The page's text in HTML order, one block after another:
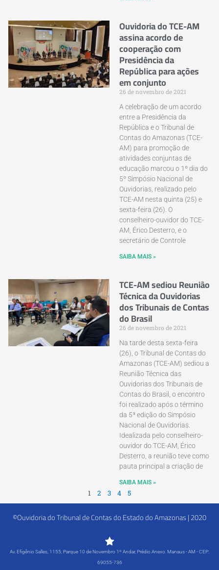
Ouvidoria do TCE-AM
assina acordo de
cooperação com
Presidência da
República para ações
em conjunto
26 de novembro de 2021
A celebração de um acordo
entre a Presidência da
República e o Tribunal de
Contas do Amazonas (TCE-
AM) para promoção de
atividades conjuntas de
educação marcou o 1º dia do
5º Simpósio Nacional de
Ouvidorias, realizado pelo
TCE-AM nesta quinta (25) e
sexta-feira (26). O
conselheiro-ouvidor do TCE-
AM, Érico Desterro, e o
secretário de Controle
SAIBA MAIS »
TCE-AM sediou Reunião
Técnica da Ouvidorias
dos Tribunais de Contas
do Brasil
26 de novembro de 2021
Na tarde desta sexta-feira
(26), o Tribunal de Contas do
Amazonas (TCE-AM) sediou a
Reunião Técnica das
Ouvidorias dos Tribunais de
Contas do Brasil, o encontro
foi realizado após o término
da 5ª edição do Simpósio
Nacional de Ouvidorias.
Idealizada pelo conselheiro-
ouvidor do TCE-AM, Érico
Desterro, a reunião teve como
pauta principal a criação de
SAIBA MAIS »
1 2 3 4 5
©Ouvidoria do Tribunal de Contas do Estado do Amazonas | 2020
Av. Efigênio Salles, 1155, Parque 10 de Novembro 1º Andar, Prédio Anexo. Manaus - AM - CEP:
69055-736